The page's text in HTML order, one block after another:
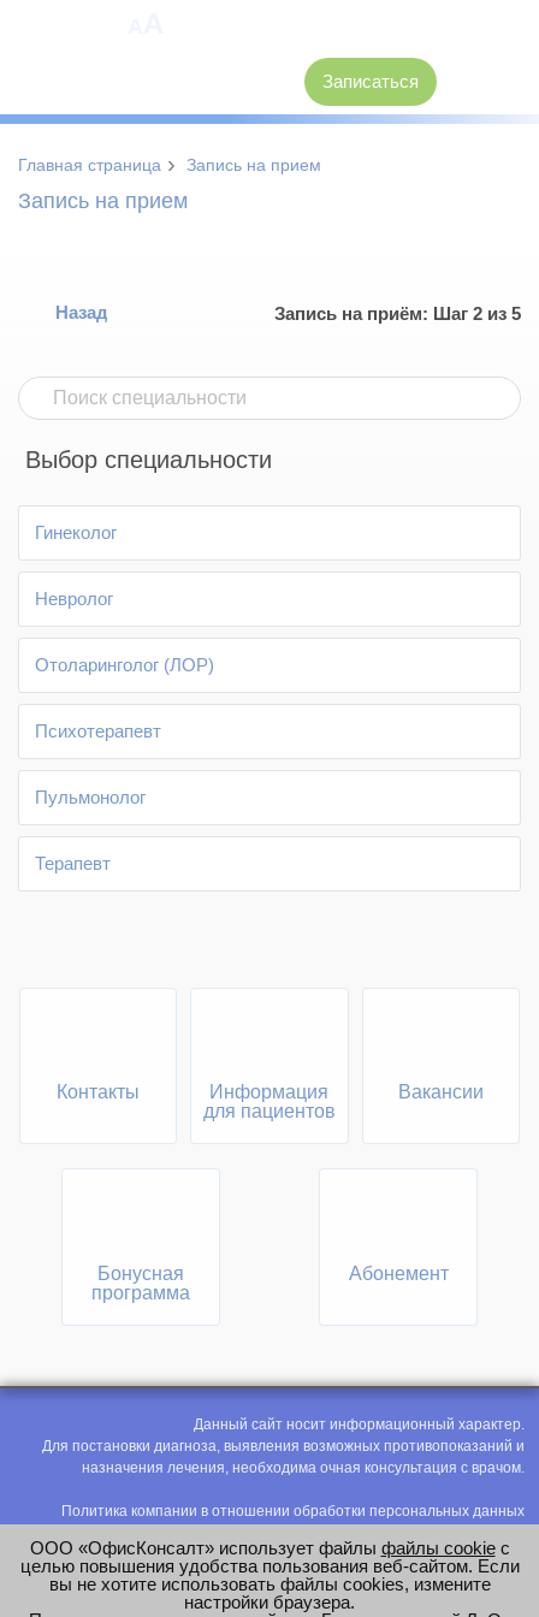
Записаться
Главная страница › Запись на прием
Запись на прием
Назад Запись на приём: Шаг 2 из 5
Выбор специальности
Гинеколог
Невролог
Отоларинголог (ЛОР)
Психотерапевт
Пульмонолог
Терапевт
Контакты
Информация
для пациентов
Вакансии
Бонусная
программа
Абонемент
Данный сайт носит информационный характер.
Для постановки диагноза, выявления возможных противопоказаний и
назначения лечения, необходима очная консультация с врачом.
Политика компании в отношении обработки персональных данных
Соглашение на обработку персональных данных
Оценка труда
ООО «ОфисКонсалт» использует файлы файлы cookieс
целью повышения удобства пользования веб-сайтом. Если
вы не хотите использовать файлы cookies, измените
настройки браузера.